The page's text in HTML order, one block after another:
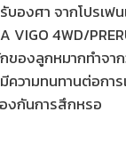
องศา จากโปรเฟ
VIGO 4WD/
องลูกหมากทำจา
วามทนทานต่อการ
งกันการสึกหรอ